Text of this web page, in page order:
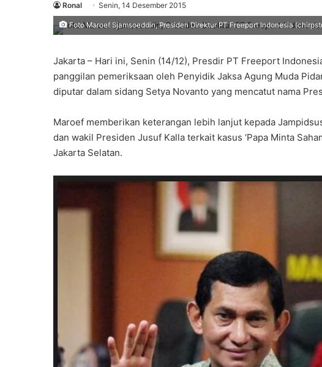
Ronal Senin, 14 Desember 2015
Foto Maroef Sjamsoeddin, Presiden Direktur PT Freeport Indonesia
Jakarta – Hari ini, Senin (14/12), Presdir PT Freeport
panggilan pemeriksaan oleh Penyidik Jaksa Agung Muda
diputar dalam sidang Setya Novanto yang mencatut nama
Maroef memberikan keterangan lebih lanjut kepada
dan wakil Presiden Jusuf Kalla terkait kasus ‘Papa Minta
Jakarta Selatan.